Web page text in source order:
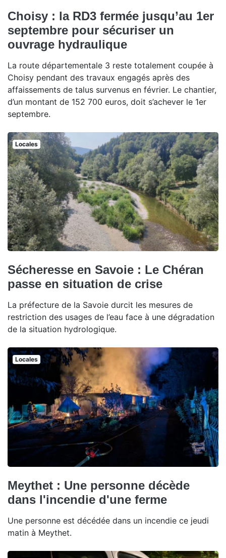
Choisy : la RD3 fermée jusqu’au 1er
septembre pour sécuriser un
ouvrage hydraulique
La route départementale 3 reste totalement coupée à
Choisy pendant des travaux engagés après des
affaissements de talus survenus en février. Le chantier,
d’un montant de 152 700 euros, doit s’achever le 1er
septembre.
Locales
Sécheresse en Savoie : Le Chéran
passe en situation de crise
La préfecture de la Savoie durcit les mesures de
restriction des usages de l’eau face à une dégradation
de la situation hydrologique.
Locales
Meythet : Une personne décède
dans l'incendie d'une ferme
Une personne est décédée dans un incendie ce jeudi
matin à Meythet.